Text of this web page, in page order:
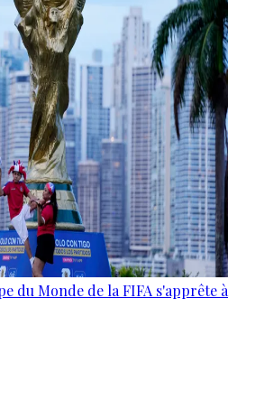
du Monde de la FIFA s'apprête à